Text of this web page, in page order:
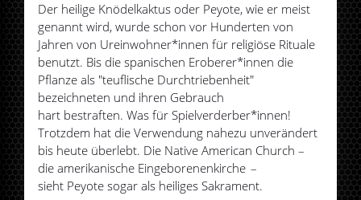
Der heilige Knödelkaktus oder Peyote, wie er meist
genannt wird, wurde schon vor Hunderten von
Jahren von Ureinwohner*innen für religiöse Rituale
benutzt. Bis die spanischen Eroberer*innen die
Pflanze als "teuflische Durchtriebenheit"
bezeichneten und ihren Gebrauch
hart bestraften. Was für Spielverderber*innen!
Trotzdem hat die Verwendung nahezu unverändert
bis heute überlebt. Die Native American Church –
die amerikanische Eingeborenenkirche –
sieht Peyote sogar als heiliges Sakrament.